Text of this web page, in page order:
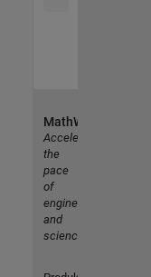
MathWorks
Accelerating
the
pace
of
engineering
and
science